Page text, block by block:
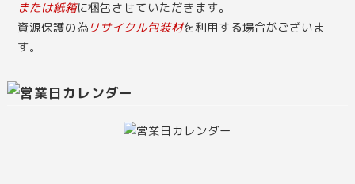
または紙箱に梱包させていただきます。
資源保護の為 リサイクル包装材を利用する場合がございま
す。